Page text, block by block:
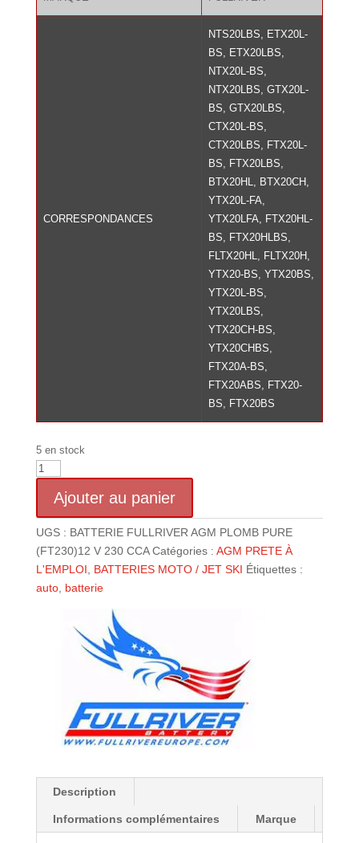
CORRESPONDANCES
NTS20LBS, ETX20L-
BS, ETX20LBS,
NTX20L-BS,
NTX20LBS, GTX20L-
BS, GTX20LBS,
CTX20L-BS,
CTX20LBS, FTX20L-
BS, FTX20LBS,
BTX20HL, BTX20CH,
YTX20L-FA,
YTX20LFA, FTX20HL-
BS, FTX20HLBS,
FLTX20HL, FLTX20H,
YTX20-BS, YTX20BS,
YTX20L-BS,
YTX20LBS,
YTX20CH-BS,
YTX20CHBS,
FTX20A-BS,
FTX20ABS, FTX20-
BS, FTX20BS
5 en stock
quantité
BATTERIE
RACING
AGM
Ajouter au panier
UGS : BATTERIE FULLRIVER AGM PLOMB PURE
(FT230)12 V 230 CCA Catégories : AGM PRETE À
L'EMPLOI
BATTERIES MOTO / JET SKI Étiquettes :
auto, batterie
Description
Informations complémentaires Marque